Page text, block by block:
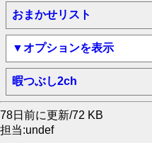
おまかせリスト
▼オプションを表示
暇つぶし2ch
78日前に更新/72 KB
担当:undef